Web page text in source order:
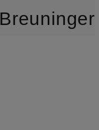
Breuninger